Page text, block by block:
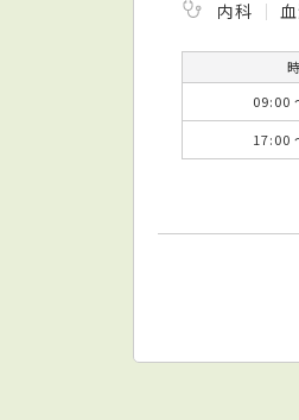
内科
09:00
17:00